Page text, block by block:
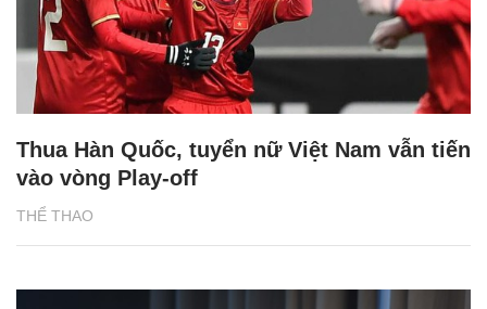
THỂ THAO
Thua Hàn Quốc, tuyển nữ Việt Nam vẫn tiến
vào vòng Play-off